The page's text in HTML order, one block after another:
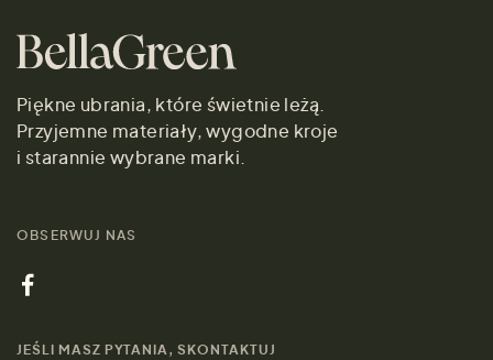
Piękne ubrania, które świetnie leżą.
Przyjemne materiały, wygodne kroje
i starannie wybrane marki.
OBSERWUJ NAS
JEŚLI MASZ PYTANIA, SKONTAKTUJ